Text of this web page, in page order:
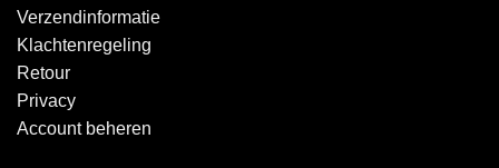
Verzendinformatie
Klachtenregeling
Retour
Privacy
Account beheren